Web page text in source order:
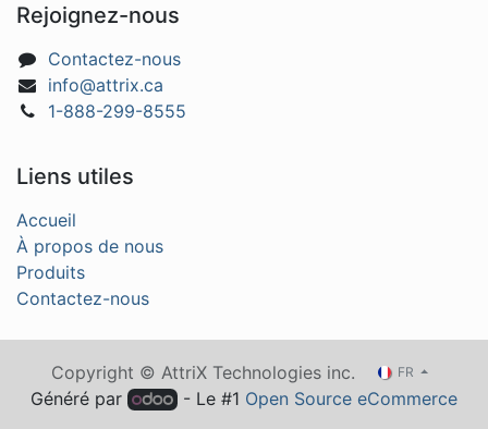
Rejoignez-nous
Contactez-nous
info@attrix.ca
1-888-299-8555
Liens utiles
Accueil
À propos de nous
Produits
Contactez-nous
Copyright © AttriX Technologies inc. FR
Généré par - Le #1 Open Source eCommerce